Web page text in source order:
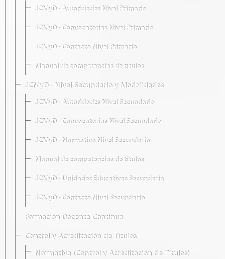
JCMyD · Autoridades Nivel Primario
JCMyD · Convocatorias Nivel Primario
JCMyD · Contacto Nivel Primario
Manual de competencias de títulos
JCMyD · Nivel Secundario y Modalidades
JCMyD · Autoridades Nivel Secundario
JCMyD · Convocatorias Nivel Secundario
JCMyD · Normativa Nivel Secundario
Manual de competencias de títulos
JCMyD · Unidades Educativas Secundaria
JCMyD · Contacto Nivel Secundario
Formación Docente Continua
Control y Acreditación de Títulos
Normativa (Control y Acreditación de Títulos)